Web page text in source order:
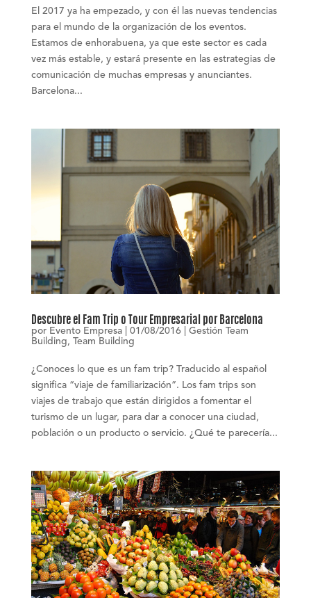
El 2017 ya ha empezado, y con él las nuevas tendencias
para el mundo de la organización de los eventos.
Estamos de enhorabuena, ya que este sector es cada
vez más estable, y estará presente en las estrategias de
comunicación de muchas empresas y anunciantes.
Barcelona...
Descubre el Fam Trip o Tour Empresarial por Barcelona
por Evento Empresa| 01/08/2016| Gestión Team
Building, Team Building
¿Conoces lo que es un fam trip? Traducido al español
significa “viaje de familiarización”. Los fam trips son
viajes de trabajo que están dirigidos a fomentar el
turismo de un lugar, para dar a conocer una ciudad,
población o un producto o servicio. ¿Qué te parecería...